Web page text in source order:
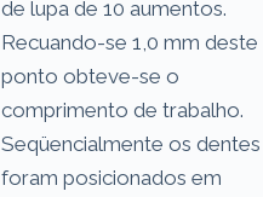
de lupa de 10 aumentos.
Recuando-se 1,0 mm deste
ponto obteve-se o
comprimento de trabalho.
Seqüencialmente os dentes
foram posicionados em